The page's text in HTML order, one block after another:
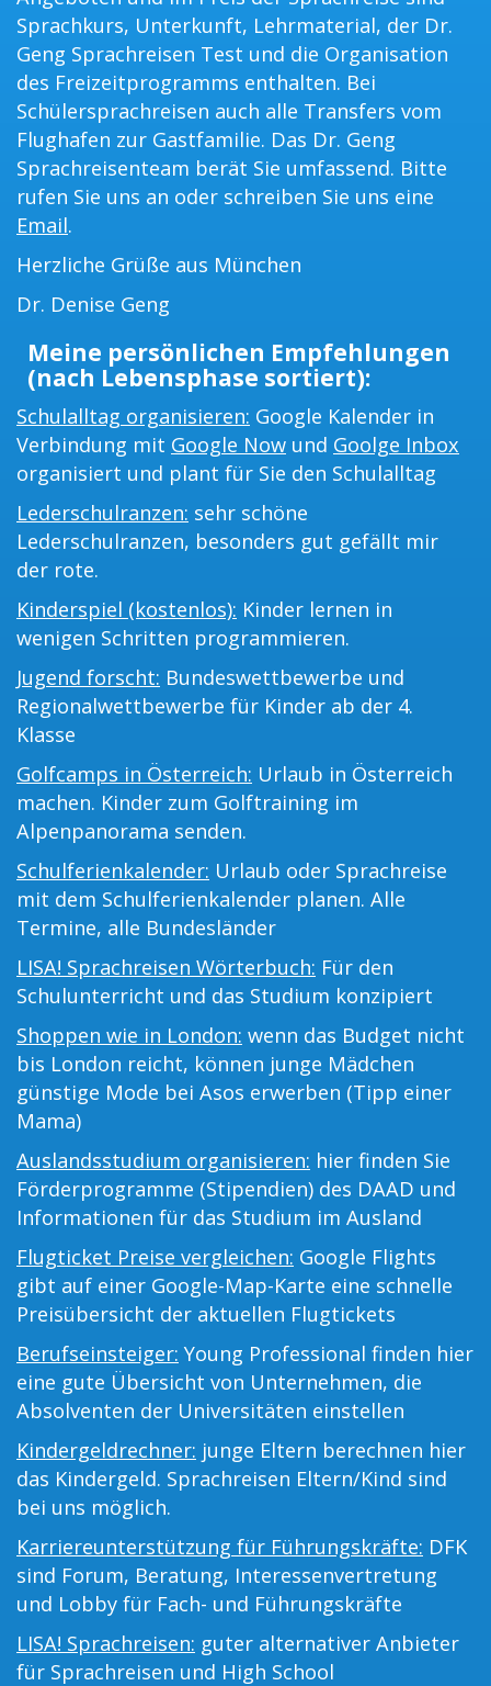
Sprachkurs, Unterkunft, Lehrmaterial, der Dr.
Geng Sprachreisen Test und die Organisation
des Freizeitprogramms enthalten. Bei
Schülersprachreisen auch alle Transfers vom
Flughafen zur Gastfamilie. Das Dr. Geng
Sprachreisenteam berät Sie umfassend. Bitte
rufen Sie uns an oder schreiben Sie uns eine
Email.
Herzliche Grüße aus München
Dr. Denise Geng
Meine persönlichen Empfehlungen
(nach Lebensphase sortiert):
Schulalltag organisieren: Google Kalender in
Verbindung mit Google Now und Goolge Inbox
organisiert und plant für Sie den Schulalltag
Lederschulranzen: sehr schöne
Lederschulranzen, besonders gut gefällt mir
der rote.
Kinderspiel (kostenlos): Kinder lernen in
wenigen Schritten programmieren.
Jugend forscht: Bundeswettbewerbe und
Regionalwettbewerbe für Kinder ab der 4.
Klasse
Golfcamps in Österreich: Urlaub in Österreich
machen. Kinder zum Golftraining im
Alpenpanorama senden.
Schulferienkalender: Urlaub oder Sprachreise
mit dem Schulferienkalender planen. Alle
Termine, alle Bundesländer
LISA! Sprachreisen Wörterbuch: Für den
Schulunterricht und das Studium konzipiert
Shoppen wie in London: wenn das Budget nicht
bis London reicht, können junge Mädchen
günstige Mode bei Asos erwerben (Tipp einer
Mama)
Auslandsstudium organisieren: hier finden Sie
Förderprogramme (Stipendien) des DAAD und
Informationen für das Studium im Ausland
Flugticket Preise vergleichen: Google Flights
gibt auf einer Google-Map-Karte eine schnelle
Preisübersicht der aktuellen Flugtickets
Berufseinsteiger: Young Professional finden hier
eine gute Übersicht von Unternehmen, die
Absolventen der Universitäten einstellen
Kindergeldrechner: junge Eltern berechnen hier
das Kindergeld. Sprachreisen Eltern/Kind sind
bei uns möglich.
Karriereunterstützung für Führungskräfte: DFK
sind Forum, Beratung, Interessenvertretung
und Lobby für Fach- und Führungskräfte
LISA! Sprachreisen: guter alternativer Anbieter
für Sprachreisen und High School